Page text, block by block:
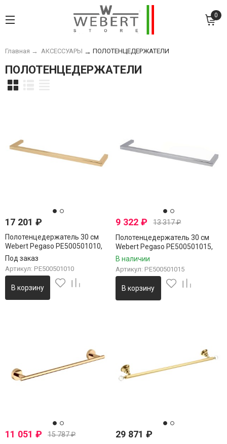
0
Главная → АКСЕССУАРЫ → ПОЛОТЕНЦЕДЕРЖАТЕЛИ
ПОЛОТЕНЦЕДЕРЖАТЕЛИ
17 201 ₽
Полотенцедержатель 30 см
Webert Pegaso PE500501010,
золото
Под заказ
Артикул: PE500501010
В корзину
9 322₽ 13 317₽
Полотенцедержатель 30 см
Webert Pegaso PE500501015,
хром
В наличии
Артикул: PE500501015
В корзину
11 051 ₽ 15 787₽
29 871₽